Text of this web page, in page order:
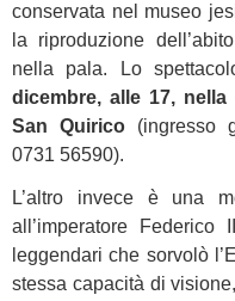
conservata nel museo
la riproduzione
nella pala. Lo
dicembre, alle 17,
San Quirico (ingresso
0731 56590).
L’altro invece è una
all’imperatore
leggendari che sorvolò
stessa capacità di